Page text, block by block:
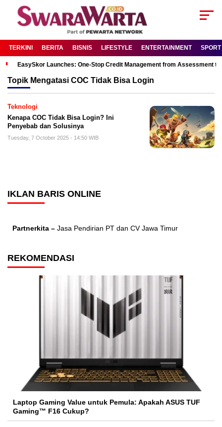
TERKINI BERITA BISNIS LIFESTYLE ENTERTAINMENT SPORT
EasySkor Launches: One-Stop Credit Management from Assessment
Topik Mengatasi COC Tidak Bisa Login
Teknologi
Kenapa COC Tidak Bisa Login? Ini
Penyebab dan Solusinya
Tuesday, 7 October 2025 - 14:50 WIB
IKLAN BARIS ONLINE
Partnerkita – Jasa Pendirian PT dan CV Jawa Timur
REKOMENDASI
Laptop Gaming Value untuk Pemula: Apakah ASUS TUF
Gaming™ F16 Cukup?